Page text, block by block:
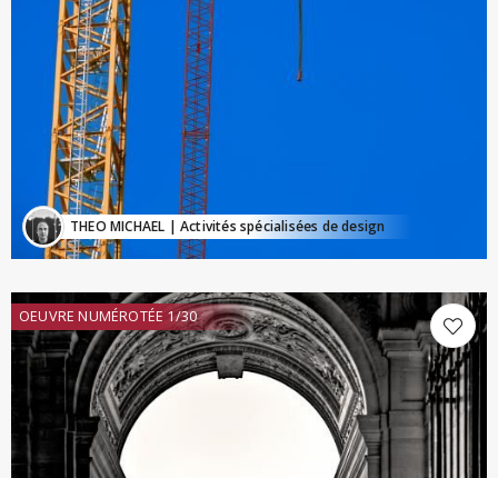
THEO MICHAEL | Activités spécialisées de design
OEUVRE NUMÉROTÉE 1/30